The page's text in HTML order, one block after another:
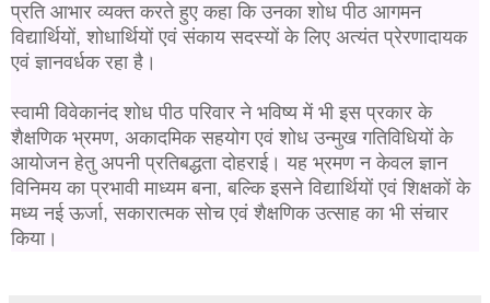
प्रति आभार व्यक्त करते हुए कहा कि उनका शोध पीठ आगमन
विद्यार्थियों, शोधार्थियों एवं संकाय सदस्यों के लिए अत्यंत प्रेरणादायक
एवं ज्ञानवर्धक रहा है।
स्वामी विवेकानंद शोध पीठ परिवार ने भविष्य में भी इस प्रकार के
शैक्षणिक भ्रमण, अकादमिक सहयोग एवं शोध उन्मुख गतिविधियों के
आयोजन हेतु अपनी प्रतिबद्धता दोहराई। यह भ्रमण न केवल ज्ञान
विनिमय का प्रभावी माध्यम बना, बल्कि इसने विद्यार्थियों एवं शिक्षकों के
मध्य नई ऊर्जा, सकारात्मक सोच एवं शैक्षणिक उत्साह का भी संचार
किया।